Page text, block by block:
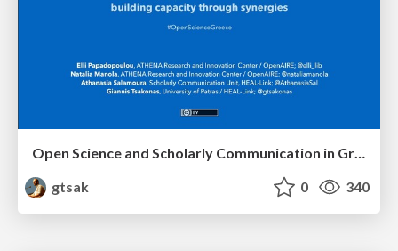
Open Science and Scholarly Communication in Greece: amplifying understanding and building capacity through synergies
gtsak
0 340